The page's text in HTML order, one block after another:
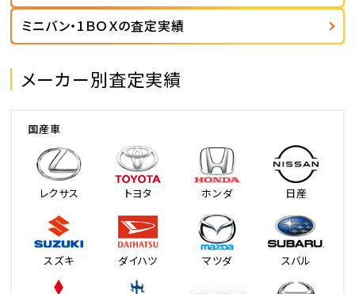
ミニバン・1ＢＯＸの査定実績
メーカー別査定実績
国産車
レクサス トヨタ ホンダ 日産
スズキ ダイハツ マツダ スバル